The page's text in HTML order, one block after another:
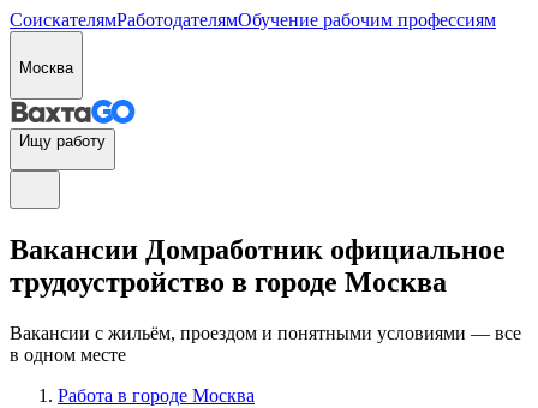
СоискателямРаботодателямОбучение рабочим профессиям
Москва
Ищу работу
Вакансии Домработник официальное
трудоустройство в городе Москва
Вакансии с жильём, проездом и понятными условиями — все
в одном месте
Работа в городе Москва